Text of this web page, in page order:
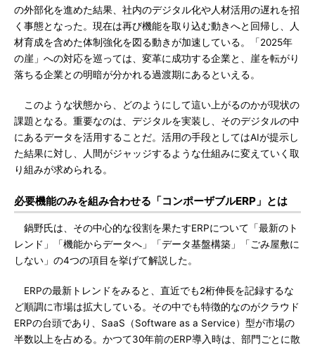
の外部化を進めた結果、社内のデジタル化や人材活用の遅れを招
く事態となった。現在は再び機能を取り込む動きへと回帰し、人
材育成を含めた体制強化を図る動きが加速している。「2025年
の崖」への対応を巡っては、変革に成功する企業と、崖を転がり
落ちる企業との明暗が分かれる過渡期にあるといえる。
このような状態から、どのようにして這い上がるのかが現状の
課題となる。重要なのは、デジタルを実装し、そのデジタルの中
にあるデータを活用することだ。活用の手段としてはAIが提示し
た結果に対し、人間がジャッジするような仕組みに変えていく取
り組みが求められる。
必要機能のみを組み合わせる「コンポーザブルERP」とは
鍋野氏は、その中心的な役割を果たすERPについて「最新のト
レンド」「機能からデータへ」「データ基盤構築」「ごみ屋敷に
しない」の4つの項目を挙げて解説した。
ERPの最新トレンドをみると、直近でも2桁伸長を記録するな
ど順調に市場は拡大している。その中でも特徴的なのがクラウド
ERPの台頭であり、SaaS（Software as a Service）型が市場の
半数以上を占める。かつて30年前のERP導入時は、部門ごとに散